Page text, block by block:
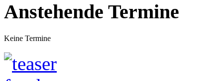
Anstehende Termine
Keine Termine